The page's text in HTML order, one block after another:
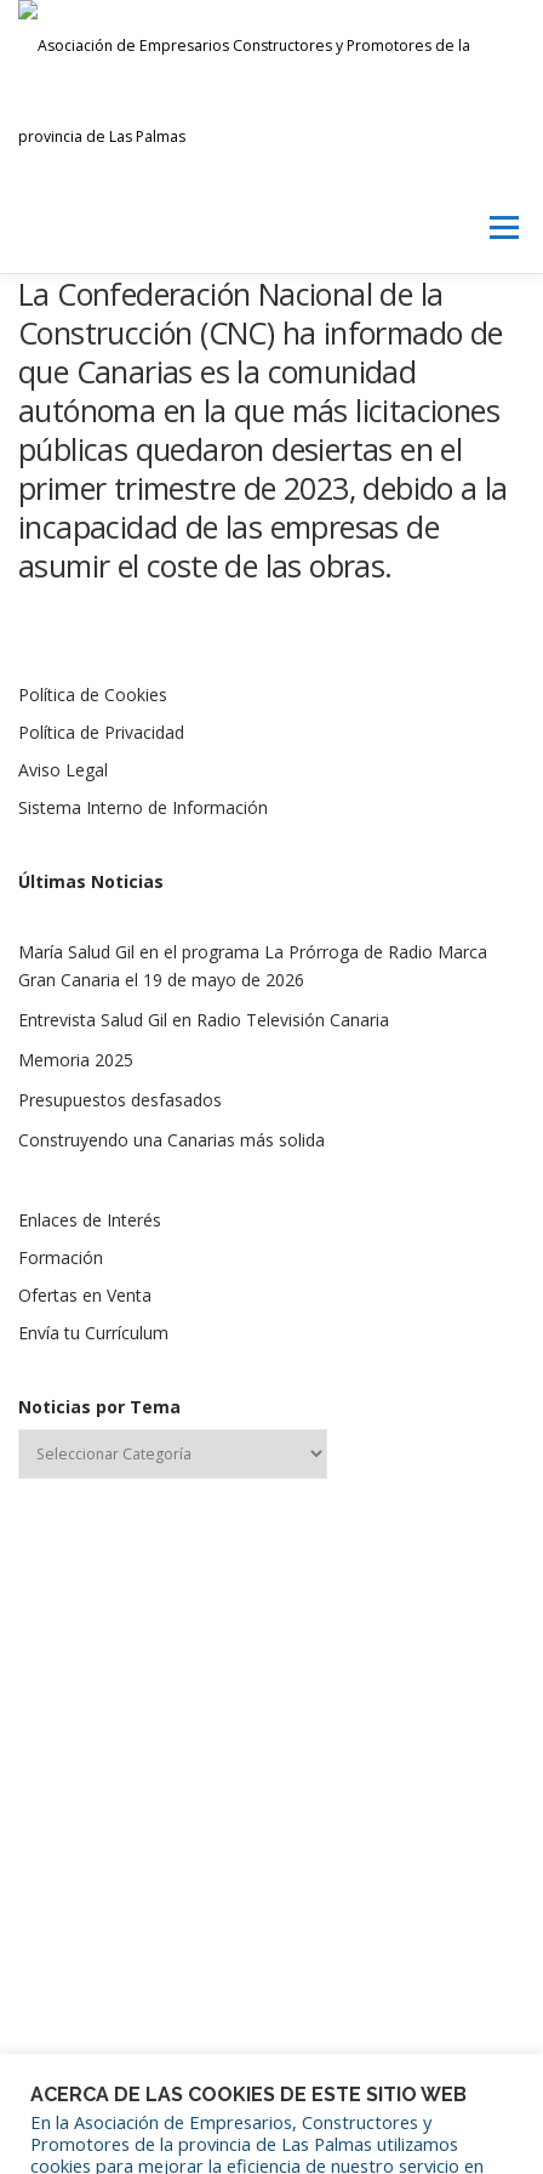
Saltar
Menú
NOTICIAS TRANSPARENCIA
INICIAR SESIÓN
La Confederación Nacional de la
Construcción (CNC) ha informado de
que Canarias es la comunidad
autónoma en la que más licitaciones
públicas quedaron desiertas en el
primer trimestre de 2023, debido a la
incapacidad de las empresas de
asumir el coste de las obras.
Política de Cookies
Política de Privacidad
Aviso Legal
Sistema Interno de Información
Últimas Noticias
María Salud Gil en el programa La Prórroga de Radio Marca
Gran Canaria el 19 de mayo de 2026
Entrevista Salud Gil en Radio Televisión Canaria
Memoria 2025
Presupuestos desfasados
Construyendo una Canarias más solida
Enlaces de Interés
Formación
Ofertas en Venta
Envía tu Currículum
Noticias por Tema
SÍGUENOS EN REDES SOCIALES
ACERCA DE LAS COOKIES DE ESTE SITIO WEB
En la Asociación de Empresarios, Constructores y
Promotores de la provincia de Las Palmas utilizamos
cookies para mejorar la eficiencia de nuestro servicio en